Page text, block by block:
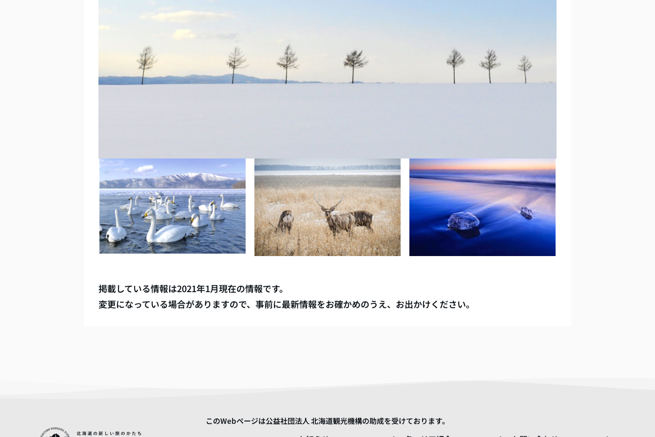
掲載している情報は2021年1月現在の情報です。
変更になっている場合がありますので、事前に最新情報をお確かめのうえ、お出かけください。
このWebページは公益社団法人 北海道観光機構の助成を受けております。